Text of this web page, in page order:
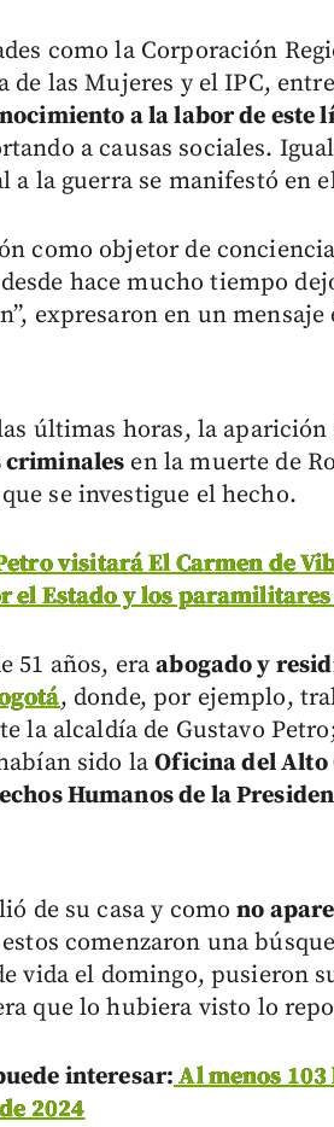
como la Corporación
de las Mujeres y el IPC,
a la labor de este
a causas sociales.
a la guerra se manifestó en
como objetor de
hace mucho tiempo
expresaron en un
últimas horas, la
criminales en la muerte de
se investigue el hecho.
visitará El Carmen de
el Estado y los paramilitares
51 años, eraabogado y
, donde, por ejemplo,
la alcaldía de Gustavo
sido laOficina del Alto
Humanos de la
de su casa y comono
comenzaron una
vida el domingo, pusieron
que lo hubiera visto lo
interesar:Al menos 103
2024